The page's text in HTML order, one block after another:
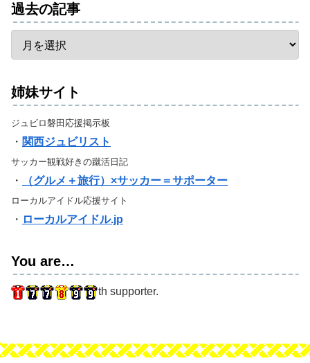
過去の記事
姉妹サイト
ジュビロ磐田応援掲示板
・ 関西ジュビリスト
サッカー観戦好きの蹴活日記
・ （グルメ＋旅行）×サッカー＝サポーター
ローカルアイドル応援サイト
・ ローカルアイドル.jp
You are…
th supporter.